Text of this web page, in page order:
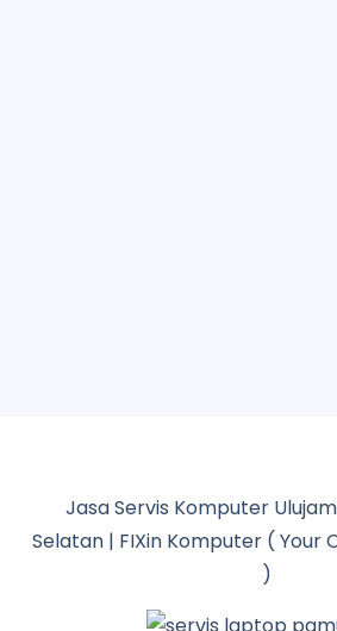
Jasa Servis Komputer
Selatan | FIXin Komputer ( Your
)